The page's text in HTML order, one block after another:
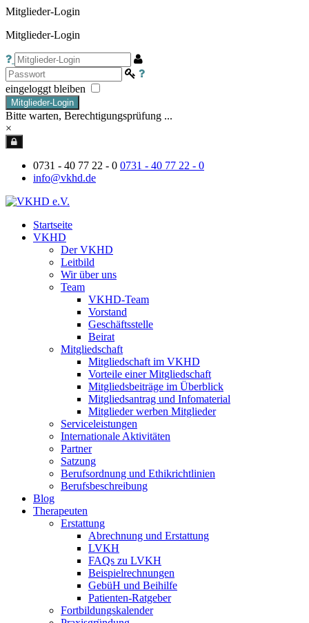
Mitglieder-Login
Mitglieder-Login
eingeloggt bleiben
Mitglieder-Login
Bitte warten, Berechtigungsprüfung ...
×
0731 - 40 77 22 - 0 0731 - 40 77 22 - 0
info@vkhd.de
Startseite
VKHD
Der VKHD
Leitbild
Wir über uns
Team
VKHD-Team
Vorstand
Geschäftsstelle
Beirat
Mitgliedschaft
Mitgliedschaft im VKHD
Vorteile einer Mitgliedschaft
Mitgliedsbeiträge im Überblick
Mitgliedsantrag und Infomaterial
Mitglieder werben Mitglieder
Serviceleistungen
Internationale Aktivitäten
Partner
Satzung
Berufsordnung und Ethikrichtlinien
Berufsbeschreibung
Blog
Therapeuten
Erstattung
Abrechnung und Erstattung
LVKH
FAQs zu LVKH
Beispielrechnungen
GebüH und Beihilfe
Patienten-Ratgeber
Fortbildungskalender